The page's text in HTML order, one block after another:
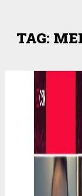
TAG: